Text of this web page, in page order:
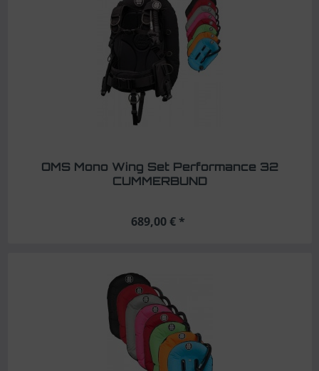
OMS Mono Wing Set Performance 32
CUMMERBUND
689,00 € *